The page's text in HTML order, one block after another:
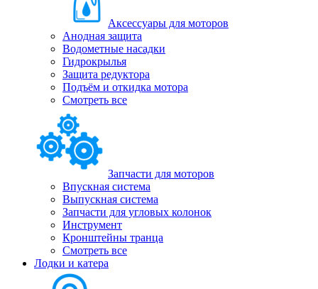
Аксессуары для моторов
Анодная защита
Водометные насадки
Гидрокрылья
Защита редуктора
Подъём и откидка мотора
Смотреть все
Запчасти для моторов
Впускная система
Выпускная система
Запчасти для угловых колонок
Инструмент
Кронштейны транца
Смотреть все
Лодки и катера